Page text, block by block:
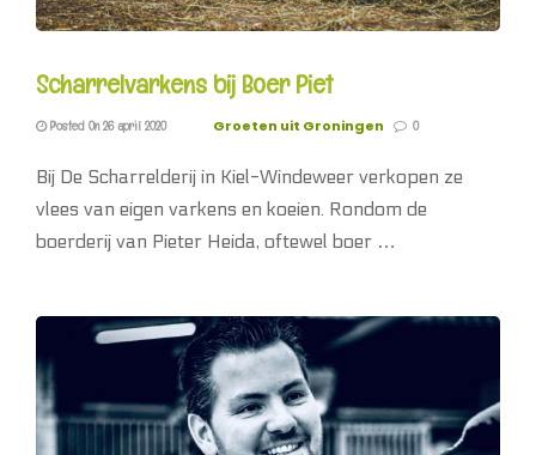
Scharrelvarkens bij Boer Piet
Posted On 26 april 2020 Groeten uit Groningen 0
Bij De Scharrelderij in Kiel-Windeweer verkopen ze
vlees van eigen varkens en koeien. Rondom de
boerderij van Pieter Heida, oftewel boer …